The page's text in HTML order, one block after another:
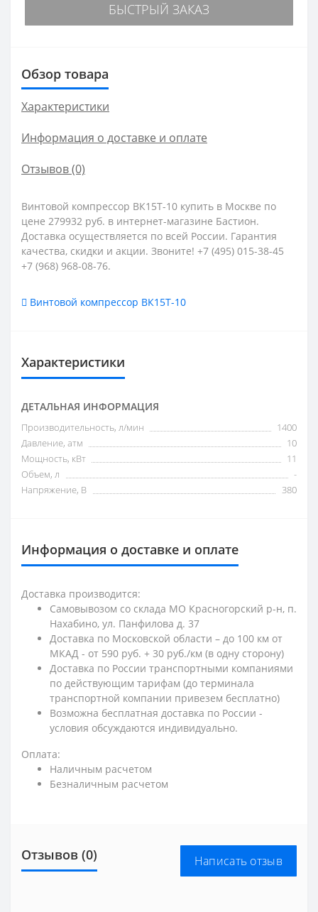
БЫСТРЫЙ ЗАКАЗ
Обзор товара
Характеристики
Информация о доставке и оплате
Отзывов (0)
Винтовой компрессор ВК15Т-10 купить в Москве по
цене 279932 руб. в интернет-магазине Бастион.
Доставка осуществляется по всей России. Гарантия
качества, скидки и акции. Звоните! +7 (495) 015-38-45
+7 (968) 968-08-76.
Винтовой компрессор ВК15Т-10
Характеристики
ДЕТАЛЬНАЯ ИНФОРМАЦИЯ
Производительность, л/мин
1400
Давление, атм
10
Мощность, кВт
11
Объем, л
-
Напряжение, В
380
Информация о доставке и оплате
Доставка производится:
Самовывозом со склада МО Красногорский р-н, п.
Нахабино, ул. Панфилова д. 37
Доставка по Московской области – до 100 км от
МКАД - от 590 руб. + 30 руб./км (в одну сторону)
Доставка по России транспортными компаниями
по действующим тарифам (до терминала
транспортной компании привезем бесплатно)
Возможна бесплатная доставка по России -
условия обсуждаются индивидуально.
Оплата:
Наличным расчетом
Безналичным расчетом
Отзывов (0) Написать отзыв